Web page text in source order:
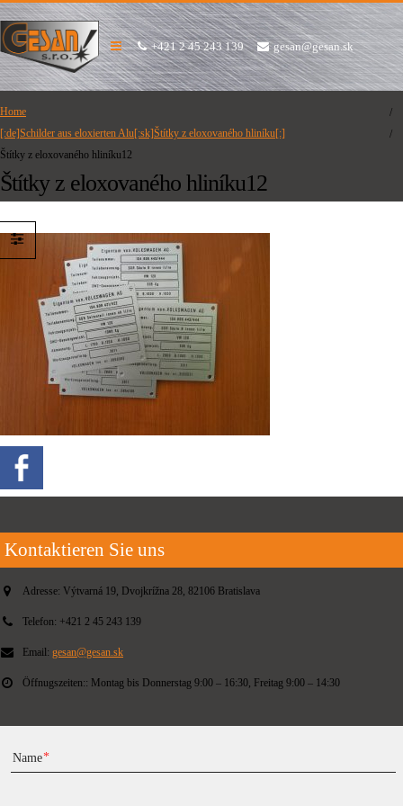
+421 2 45 243 139 gesan@gesan.sk
Home
[:de]Schilder aus eloxierten Alu[:sk]Štítky z eloxovaného hliníku[:]
Štítky z eloxovaného hliníku12
Štítky z eloxovaného hliníku12
Kontaktieren Sie uns
Adresse: Výtvarná 19, Dvojkrížna 28, 82106 Bratislava
Telefon: +421 2 45 243 139
Email: gesan@gesan.sk
Öffnugszeiten:: Montag bis Donnerstag 9:00 – 16:30, Freitag 9:00 – 14:30
Name